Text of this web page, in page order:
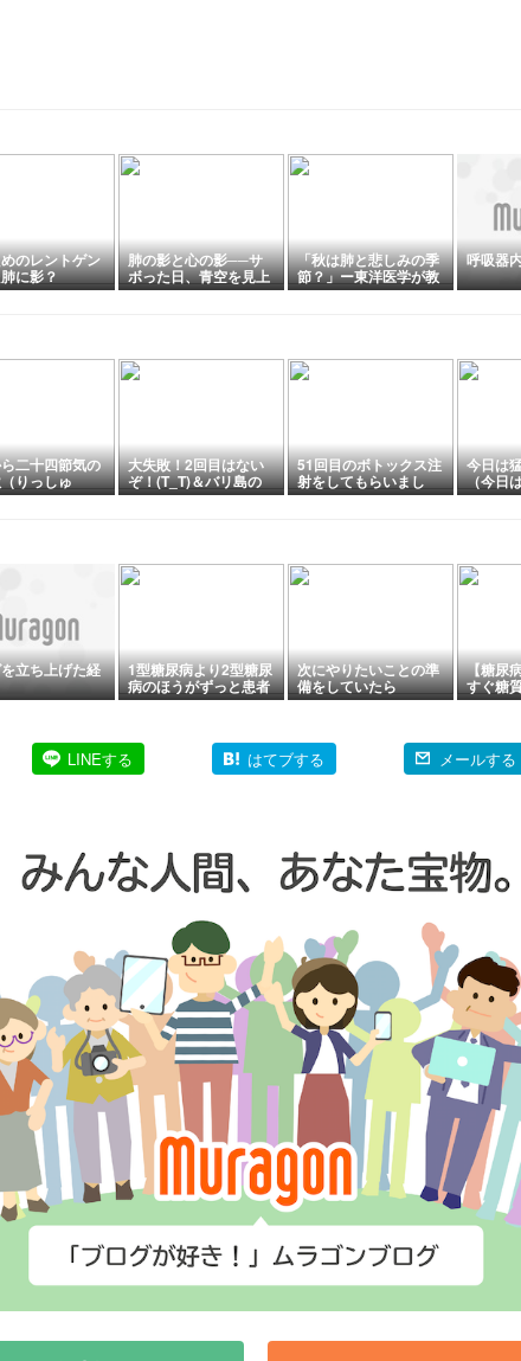
のレントゲン
に影？
肺の影と心の影──サ
ボった日、青空を見上
げて
「秋は肺と悲しみの季
節？」ー東洋医学が教
える心と体の整え方ー
呼吸器
二十四節気の
りっしゅ
入ります！(^
大失敗！2回目はない
ぞ！(T_T)＆バリ島の
着物クバヤとバティッ
51回目のボトックス注
射をしてもらいまし
た！(^_^)（今日はハ
今日は
（今日
26）
立ち上げた経 1型糖尿病より2型糖尿
病のほうがずっと患者
が多いはずなのに（ナ
次にやりたいことの準
備をしていたら
【糖尿
すぐ糖
くなる
LINEする はてブする メールする